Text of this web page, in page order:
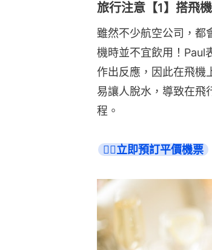
旅行注意【1】搭飛
雖然不少航空公司，都
機時並不宜飲用！Paul
作出反應，因此在飛機
易讓人脫水，導致在飛
程。
👉🏻立即預訂平價機票